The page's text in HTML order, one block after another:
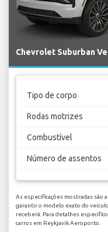
Chevrolet Suburban
Tipo de corpo
Rodas motrizes
Combustível
Número de assentos
As especificações mostradas
garantir o modelo exato do
receberá. Para detalhes
carros em Reykjavik Aeroporto.